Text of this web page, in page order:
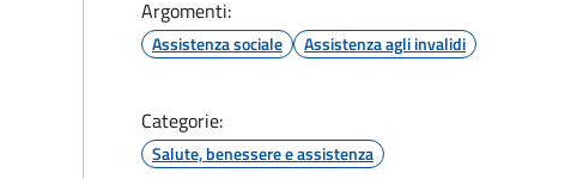
Argomenti:
Assistenza sociale Assistenza agli invalidi
Categorie:
Salute, benessere e assistenza